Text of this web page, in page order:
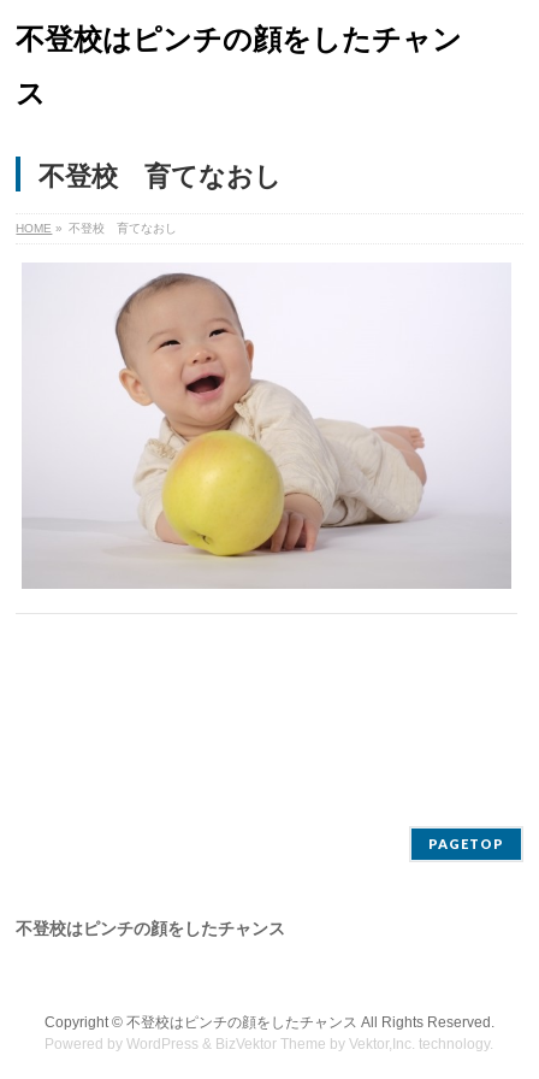
不登校はピンチの顔をしたチャン
ス
不登校 育てなおし
HOME » 不登校 育てなおし
PAGETOP
不登校はピンチの顔をしたチャンス
Copyright © 不登校はピンチの顔をしたチャンス All Rights Reserved.
Powered byWordPress & BizVektor Theme byVektor,Inc. technology.